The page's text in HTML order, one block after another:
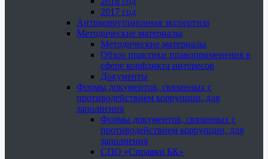
2017 год
Антикоррупционная экспертиза
Методические материалы
Методические материалы
Обзор практики правоприменения в
сфере конфликта интересов
Документы
Формы документов, связанных с
противодействием коррупции, для
заполнения
Формы документов, связанных с
противодействием коррупции, для
заполнения
СПО «Справки БК»